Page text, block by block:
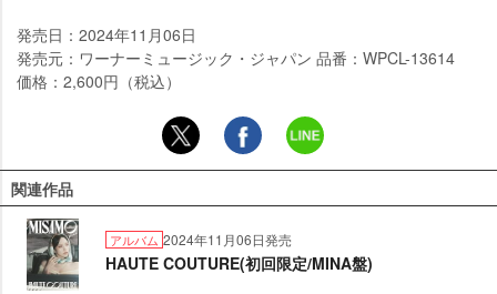
発売日：2024年11月06日
発売元：ワーナーミュージック・ジャパン 品番：WPCL-13614
価格：2,600円（税込）
関連作品
アルバム 2024年11月06日発売
HAUTE COUTURE(初回限定/MINA盤)